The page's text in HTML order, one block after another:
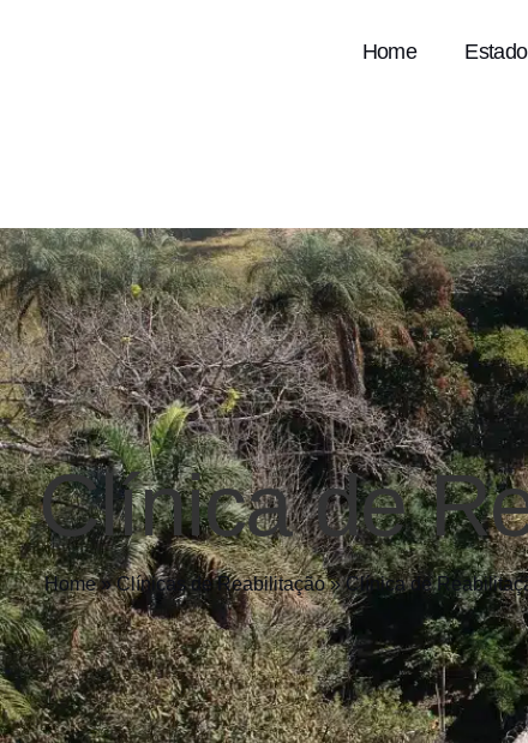
Home
Clínica de
Home»Clínicas de Reabilitação»Clínica de